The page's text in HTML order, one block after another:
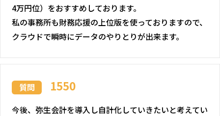
4万円位）をおすすめしております。
私の事務所も財務応援の上位版を使っておりますので、
クラウドで瞬時にデータのやりとりが出来ます。
質問 1550
今後、弥生会計を導入し自計化していきたいと考えてい